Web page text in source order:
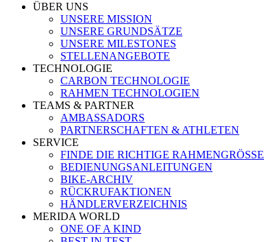
ÜBER UNS
UNSERE MISSION
UNSERE GRUNDSÄTZE
UNSERE MILESTONES
STELLENANGEBOTE
TECHNOLOGIE
CARBON TECHNOLOGIE
RAHMEN TECHNOLOGIEN
TEAMS & PARTNER
AMBASSADORS
PARTNERSCHAFTEN & ATHLETEN
SERVICE
FINDE DIE RICHTIGE RAHMENGRÖSSE
BEDIENUNGSANLEITUNGEN
BIKE-ARCHIV
RÜCKRUFAKTIONEN
HÄNDLERVERZEICHNIS
MERIDA WORLD
ONE OF A KIND